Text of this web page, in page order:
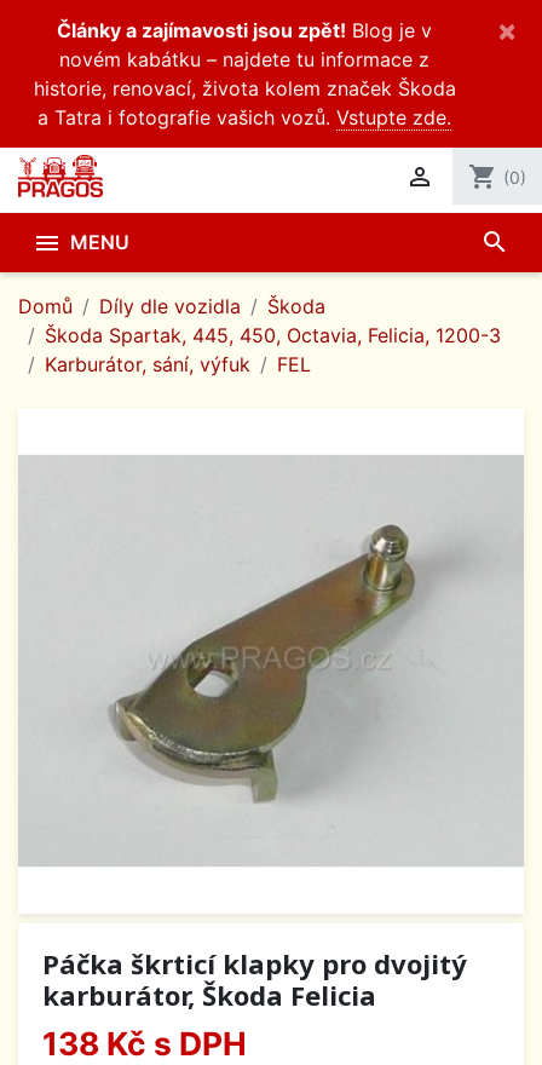
Články a zajímavosti jsou zpět! Blog je v
novém kabátku – najdete tu informace z
historie, renovací, života kolem značek Škoda
a Tatra i fotografie vašich vozů. Vstupte zde.
×
 shopping_cart (0)
 MENU search
Domů Díly dle vozidla
Škoda
Škoda Spartak, 445, 450, Octavia, Felicia, 1200-3
Karburátor, sání, výfuk
FEL
Páčka škrticí klapky pro dvojitý
karburátor, Škoda Felicia
138 Kč s DPH